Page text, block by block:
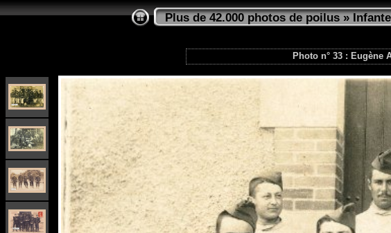
Plus de 42.000 photos de poilus»
Photo n° 33 : Eugène